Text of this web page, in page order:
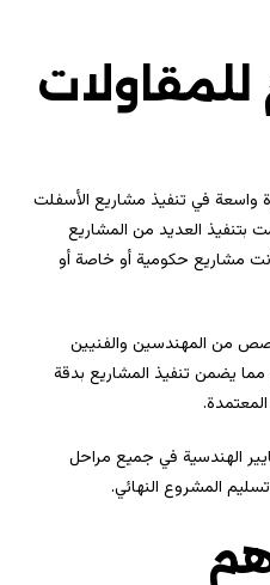
للمقاولات
واسعة في تنفيذ مشاريع الأسفلت
بتنفيذ العديد من المشاريع
مشاريع حكومية أو خاصة أو
من المهندسين والفنيين
يضمن تنفيذ المشاريع بدقة
الهندسية في جميع مراحل
المشروع النهائي.